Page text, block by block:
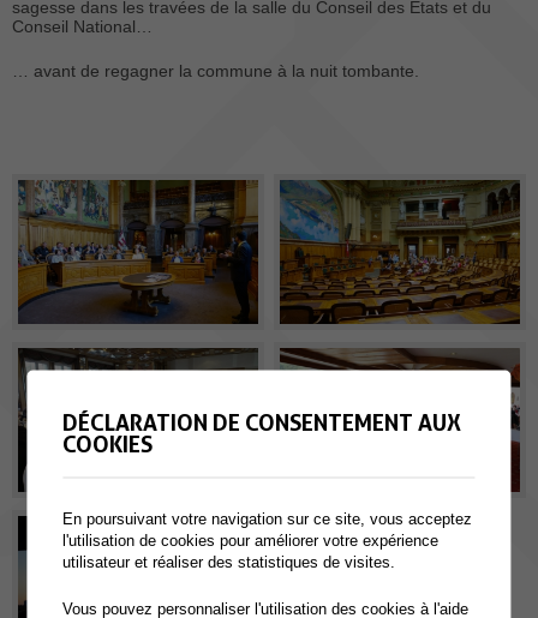
sagesse dans les travées de la salle du Conseil des Etats et du
Conseil National…
… avant de regagner la commune à la nuit tombante.
DÉCLARATION DE CONSENTEMENT AUX
COOKIES
En poursuivant votre navigation sur ce site, vous acceptez
l'utilisation de cookies pour améliorer votre expérience
utilisateur et réaliser des statistiques de visites.
Vous pouvez personnaliser l'utilisation des cookies à l'aide